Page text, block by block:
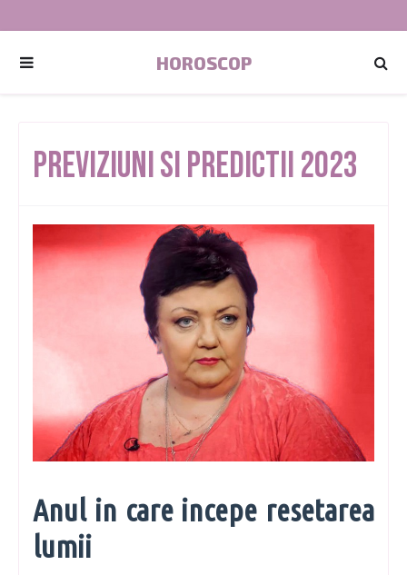
HOROSCOP
Previziuni si predictii 2023
Anul in care incepe resetarea
lumii